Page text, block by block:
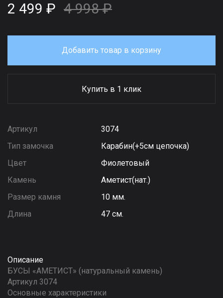
2 499 ₽ 4 998 ₽
Добавить товар в корзину
Купить в 1 клик
Артикул
3074
Тип замочка
Карабин(+5см цепочка)
Цвет
Фиолетовый
Камень
Аметист(нат.)
Размер камня
10 мм.
Длина
47 см.
Описание
БУСЫ «АМЕТИСТ» (натуральный камень)
Артикул 3074
Основные характеристики